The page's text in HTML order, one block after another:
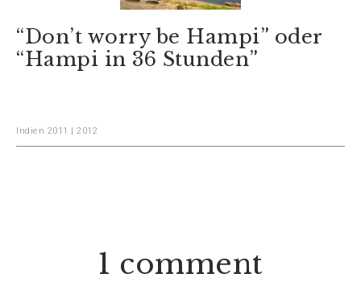
“Don’t worry be Hampi” oder
“Hampi in 36 Stunden”
Indien 2011 | 2012
1 comment